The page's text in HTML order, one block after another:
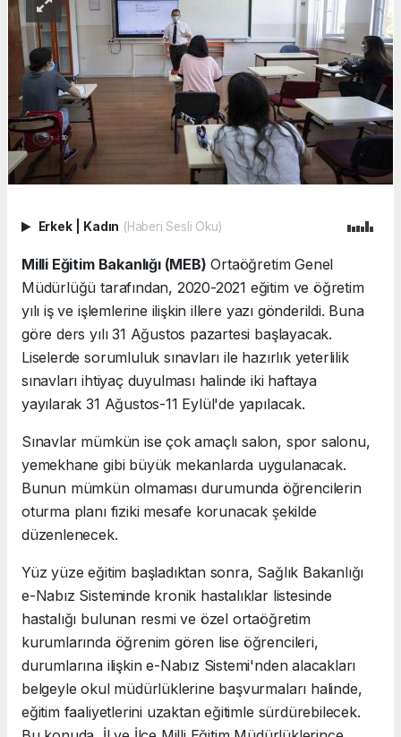
Erkek Kadın (Haberi Sesli Oku)
Milli Eğitim Bakanlığı (MEB) Ortaöğretim Genel
Müdürlüğü tarafından, 2020-2021 eğitim ve öğretim
yılı iş ve işlemlerine ilişkin illere yazı gönderildi. Buna
göre ders yılı 31 Ağustos pazartesi başlayacak.
Liselerde sorumluluk sınavları ile hazırlık yeterlilik
sınavları ihtiyaç duyulması halinde iki haftaya
yayılarak 31 Ağustos-11 Eylül'de yapılacak.
Sınavlar mümkün ise çok amaçlı salon, spor salonu,
yemekhane gibi büyük mekanlarda uygulanacak.
Bunun mümkün olmaması durumunda öğrencilerin
oturma planı fiziki mesafe korunacak şekilde
düzenlenecek.
Yüz yüze eğitim başladıktan sonra, Sağlık Bakanlığı
e-Nabız Sisteminde kronik hastalıklar listesinde
hastalığı bulunan resmi ve özel ortaöğretim
kurumlarında öğrenim gören lise öğrencileri,
durumlarına ilişkin e-Nabız Sistemi'nden alacakları
belgeyle okul müdürlüklerine başvurmaları halinde,
eğitim faaliyetlerini uzaktan eğitimle sürdürebilecek.